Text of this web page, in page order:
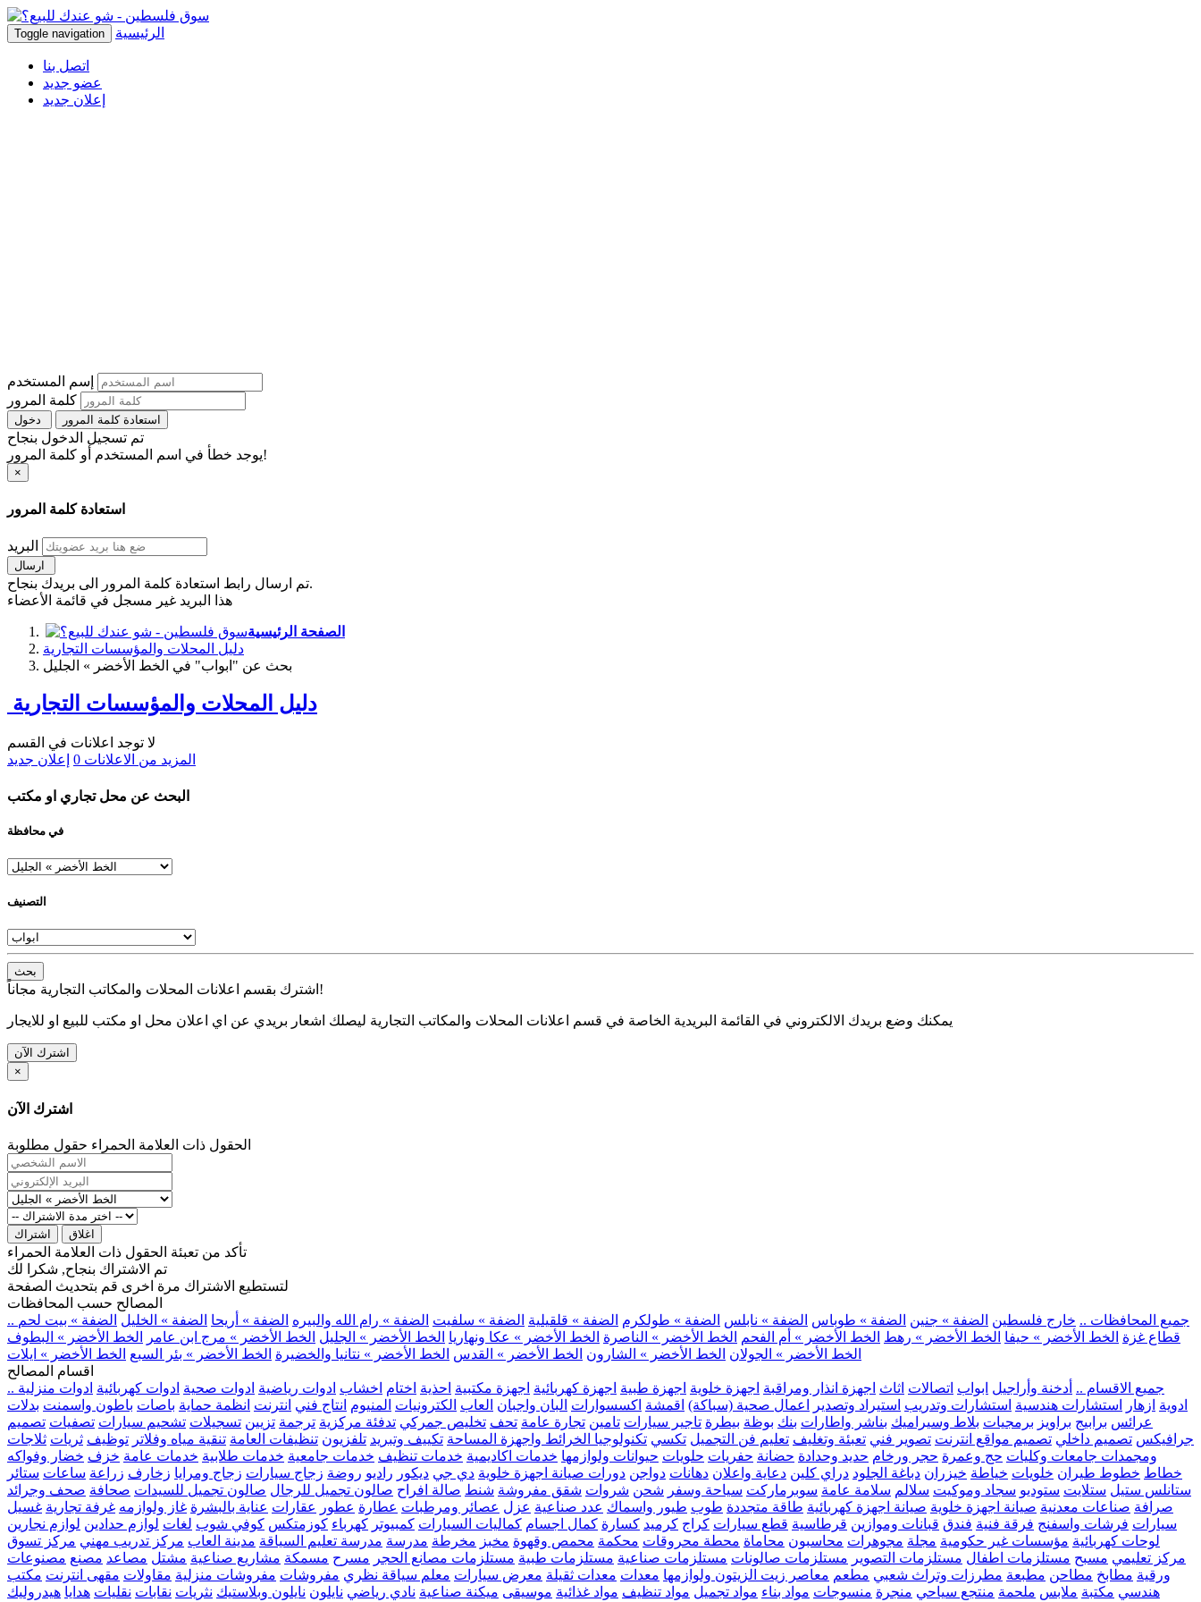
Toggle navigation الرئيسية
اتصل بنا
عضو جديد
إعلان جديد
إسم المستخدم
كلمة المرور
استعادة كلمة المرور
تم تسجيل الدخول بنجاح
يوجد خطأ في اسم المستخدم أو كلمة المرور!
×
استعادة كلمة المرور
البريد
تم ارسال رابط استعادة كلمة المرور الى بريدك بنجاح.
هذا البريد غير مسجل في قائمة الأعضاء
الصفحة الرئيسية
دليل المحلات والمؤسسات التجارية
بحث عن "ابواب" في الخط الأخضر » الجليل
دليل المحلات والمؤسسات التجارية
لا توجد اعلانات في القسم
المزيد من الاعلانات 0 إعلان جديد
البحث عن محل تجاري او مكتب
في محافظة
التصنيف
بحث
اشترك بقسم اعلانات المحلات والمكاتب التجارية مجاناً!
يمكنك وضع بريدك الالكتروني في القائمة البريدية الخاصة في قسم اعلانات المحلات والمكاتب التجارية ليصلك اشعار بريدي عن اي اعلان محل او مكتب للبيع او للايجار
اشترك الآن
×
اشترك الآن
الحقول ذات العلامة الحمراء حقول مطلوبة
اشتراك اغلاق
تأكد من تعبئة الحقول ذات العلامة الحمراء
تم الاشتراك بنجاح, شكرا لك
لتستطيع الاشتراك مرة اخرى قم بتحديث الصفحة
المصالح حسب المحافظات
.. جميع المحافظات .. خارج فلسطين الضفة » جنين الضفة » طوباس الضفة » نابلس الضفة » طولكرم الضفة » قلقيلية الضفة » سلفيت الضفة » رام الله والبيره الضفة » أريحا الضفة » الخليل الضفة » بيت لحم
قطاع غزة الخط الأخضر » حيفا الخط الأخضر » رهط الخط الأخضر » أم الفحم الخط الأخضر » الناصرة الخط الأخضر » عكا ونهاريا الخط الأخضر » الجليل الخط الأخضر » مرج ابن عامر
الخط الأخضر » البطوف
الخط الأخضر » الجولان الخط الأخضر » الشارون الخط الأخضر » القدس الخط الأخضر » نتانيا والخضيرة الخط الأخضر » بئر السبع الخط الأخضر » ايلات
اقسام المصالح
.. جميع الاقسام .. أدخنة وأراجيل ابواب اتصالات اثاث اجهزة انذار ومراقبة اجهزة خلوية اجهزة طبية اجهزة كهربائية اجهزة مكتبية احذية اختام اخشاب ادوات رياضية ادوات صحية ادوات كهربائية ادوات منزلية
ادوية ازهار استشارات هندسية استشارات وتدريب استيراد وتصدير اعمال صحية (سباكة) اقمشة اكسسوارات البان واجبان العاب الكترونيات المنيوم انتاج فني انترنت انظمة حماية باصات باطون واسمنت بدلات
عرائس برابيج براويز برمجيات بلاط وسيراميك بناشر واطارات بنك بوظة بيطرة تاجير سيارات تامين تجارة عامة تحف تخليص جمركي تدفئة مركزية ترجمة تزيين تسجيلات تشحيم سيارات تصفيات تصميم
جرافيكس تصميم داخلي تصميم مواقع انترنت تصوير فني تعبئة وتغليف تعليم فن التجميل تكسي تكنولوجيا الخرائط واجهزة المساحة تكييف وتبريد تلفزيون تنظيفات العامة تنقية مياه وفلاتر توظيف ثريات ثلاجات
ومجمدات جامعات وكليات حج وعمرة حجر ورخام حديد وحدادة حضانة حفريات حلويات حيوانات ولوازمها خدمات اكاديمية خدمات تنظيف خدمات جامعية خدمات طلابية خدمات عامة خزف خضار وفواكه
خطاط خطوط طيران خلويات خياطة خيزران دباغة الجلود دراي كلين دعاية واعلان دهانات دواجن دورات صيانة اجهزة خلوية دي جي ديكور راديو روضة زجاج سيارات زجاج ومرايا زخارف زراعة ساعات ستائر
ستانلس ستيل ستلايت ستوديو سجاد وموكيت سلالم سلامة عامة سوبرماركت سياحة وسفر شحن شروات شقق مفروشة شنط صالة افراح صالون تجميل للرجال صالون تجميل للسيدات صحافة صحف وجرائد
صرافة صناعات معدنية صيانة اجهزة خلوية صيانة اجهزة كهربائية طاقة متجددة طوب طيور واسماك عدد صناعية عزل عصائر ومرطبات عطارة عطور عقارات عناية بالبشرة غاز ولوازمه غرفة تجارية غسيل
سيارات فرشات واسفنج فرقة فنية فندق قبانات وموازين قرطاسية قطع سيارات كراج كرميد كسارة كمال اجسام كماليات السيارات كمبيوتر كهرباء كوزمتكس كوفي شوب لغات لوازم حدادين لوازم نجارين
لوحات كهربائية مؤسسات غير حكومية مجلة مجوهرات محاسبون محاماة محطة محروقات محكمة محمص وقهوة مخبز مخرطة مدرسة مدرسة تعليم السياقة مدينة العاب مركز تدريب مهني مركز تسوق
مركز تعليمي مسبح مستلزمات اطفال مستلزمات التصوير مستلزمات صالونات مستلزمات صناعية مستلزمات طبية مستلزمات مصانع الحجر مسرح مسمكة مشاريع صناعية مشتل مصاعد مصنع مصنوعات
ورقية مطابخ مطاحن مطبعة مطرزات وتراث شعبي مطعم معاصر زيت الزيتون ولوازمها معدات معدات ثقيلة معرض سيارات معلم سياقة نظري مفروشات مفروشات منزلية مقاولات مقهى انترنت مكتب
هندسي مكتبة ملابس ملحمة منتجع سياحي منجرة منسوجات مواد بناء مواد تجميل مواد تنظيف مواد غذائية موسيقى ميكنة صناعية نادي رياضي نايلون نايلون وبلاستيك نثريات نقابات نقليات هدايا هيدروليك